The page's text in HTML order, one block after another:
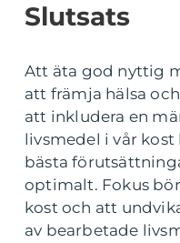
Slutsats
Att äta god nyttig
att främja hälsa
att inkludera en
livsmedel i vår
bästa
optimalt. Fokus
kost och att
av bearbetade